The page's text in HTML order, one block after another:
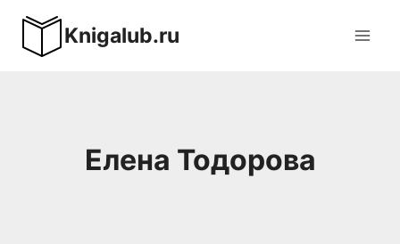
содержимому
Knigalub.ru
Елена Тодорова